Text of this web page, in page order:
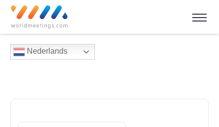
Nederlands